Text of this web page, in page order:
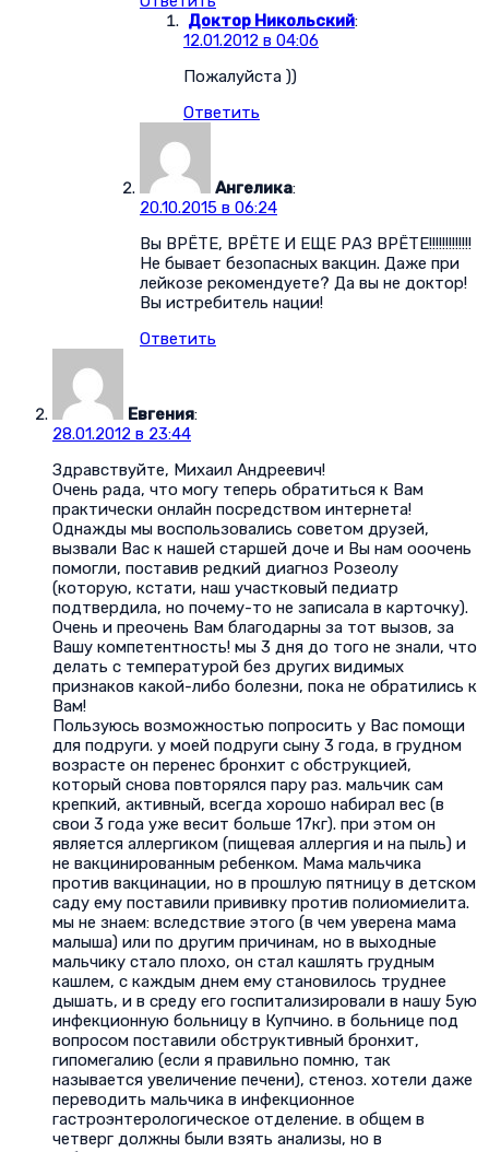
Доктор Никольский:
12.01.2012 в 04:06
Пожалуйста ))
Ответить
Ангелика:
20.10.2015 в 06:24
Вы ВРЁТЕ, ВРЁТЕ И ЕЩЕ РАЗ ВРЁТЕ!!!!!!!!!!!!!
Не бывает безопасных вакцин. Даже при
лейкозе рекомендуете? Да вы не доктор!
Вы истребитель нации!
Ответить
Евгения:
28.01.2012 в 23:44
Здравствуйте, Михаил Андреевич!
Очень рада, что могу теперь обратиться к Вам
практически онлайн посредством интернета!
Однажды мы воспользовались советом друзей,
вызвали Вас к нашей старшей доче и Вы нам ооочень
помогли, поставив редкий диагноз Розеолу
(которую, кстати, наш участковый педиатр
подтвердила, но почему-то не записала в карточку).
Очень и преочень Вам благодарны за тот вызов, за
Вашу компетентность! мы 3 дня до того не знали, что
делать с температурой без других видимых
признаков какой-либо болезни, пока не обратились к
Вам!
Пользуюсь возможностью попросить у Вас помощи
для подруги. у моей подруги сыну 3 года, в грудном
возрасте он перенес бронхит с обструкцией,
который снова повторялся пару раз. мальчик сам
крепкий, активный, всегда хорошо набирал вес (в
свои 3 года уже весит больше 17кг). при этом он
является аллергиком (пищевая аллергия и на пыль) и
не вакцинированным ребенком. Мама мальчика
против вакцинации, но в прошлую пятницу в детском
саду ему поставили прививку против полиомиелита.
мы не знаем: вследствие этого (в чем уверена мама
малыша) или по другим причинам, но в выходные
мальчику стало плохо, он стал кашлять грудным
кашлем, с каждым днем ему становилось труднее
дышать, и в среду его госпитализировали в нашу 5ую
инфекционную больницу в Купчино. в больнице под
вопросом поставили обструктивный бронхит,
гипомегалию (если я правильно помню, так
называется увеличение печени), стеноз. хотели даже
переводить мальчика в инфекционное
гастроэнтерологическое отделение. в общем в
четверг должны были взять анализы, но в